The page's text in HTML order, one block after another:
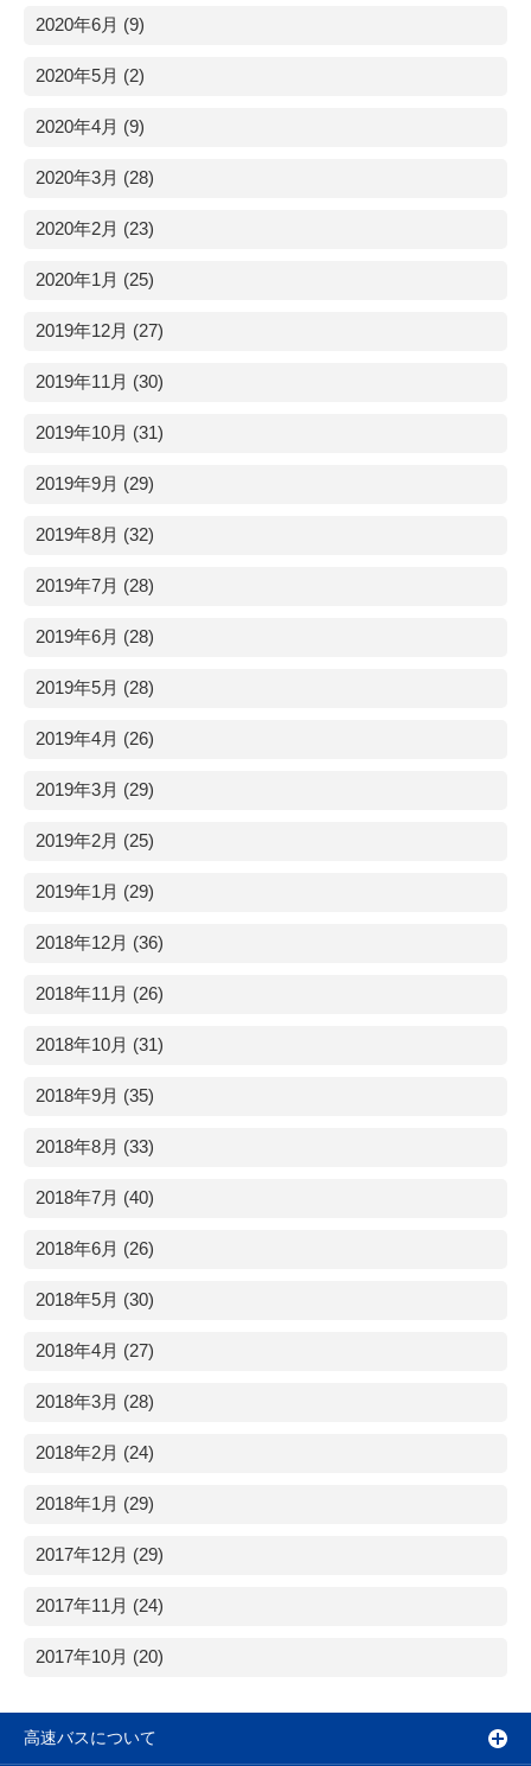
2020年6月 (9)
2020年5月 (2)
2020年4月 (9)
2020年3月 (28)
2020年2月 (23)
2020年1月 (25)
2019年12月 (27)
2019年11月 (30)
2019年10月 (31)
2019年9月 (29)
2019年8月 (32)
2019年7月 (28)
2019年6月 (28)
2019年5月 (28)
2019年4月 (26)
2019年3月 (29)
2019年2月 (25)
2019年1月 (29)
2018年12月 (36)
2018年11月 (26)
2018年10月 (31)
2018年9月 (35)
2018年8月 (33)
2018年7月 (40)
2018年6月 (26)
2018年5月 (30)
2018年4月 (27)
2018年3月 (28)
2018年2月 (24)
2018年1月 (29)
2017年12月 (29)
2017年11月 (24)
2017年10月 (20)
高速バスについて